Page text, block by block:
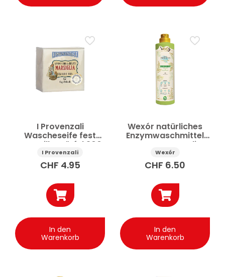
I Provenzali
Wascheseife fest
Marseille Würfel 300
g
I Provenzali
CHF 4.95
In den
Warenkorb
Wexór natürliches
Enzymwaschmittel
Konzentrat Foglia
d’Oro 750 ml
Wexór
CHF 6.50
In den
Warenkorb